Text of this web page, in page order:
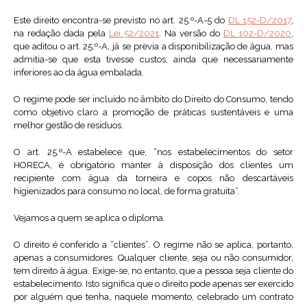
Este direito encontra-se previsto no art. 25.º-A-5 do DL 152-D/2017,
na redação dada pela Lei 52/2021. Na versão do DL 102-D/2020,
que aditou o art. 25.º-A, já se previa a disponibilização de água, mas
admitia-se que esta tivesse custos, ainda que necessariamente
inferiores ao da água embalada.
O regime pode ser incluído no âmbito do Direito do Consumo, tendo
como objetivo claro a promoção de práticas sustentáveis e uma
melhor gestão de resíduos.
O art. 25.º-A estabelece que, “nos estabelecimentos do setor
HORECA, é obrigatório manter à disposição dos clientes um
recipiente com água da torneira e copos não descartáveis
higienizados para consumo no local, de forma gratuita”.
Vejamos a quem se aplica o diploma.
O direito é conferido a “clientes”. O regime não se aplica, portanto,
apenas a consumidores. Qualquer cliente, seja ou não consumidor,
tem direito à água. Exige-se, no entanto, que a pessoa seja cliente do
estabelecimento. Isto significa que o direito pode apenas ser exercido
por alguém que tenha, naquele momento, celebrado um contrato